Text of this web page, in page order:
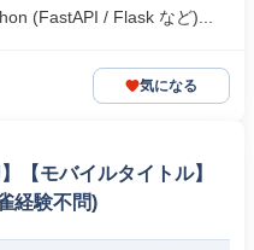
(FastAPI / Flask など)...
気になる
【モバイルタイトル】
経験不問)